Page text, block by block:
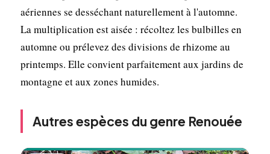
aériennes se desséchant naturellement à l'automne.
La multiplication est aisée : récoltez les bulbilles en
automne ou prélevez des divisions de rhizome au
printemps. Elle convient parfaitement aux jardins de
montagne et aux zones humides.
Autres espèces du genre Renouée